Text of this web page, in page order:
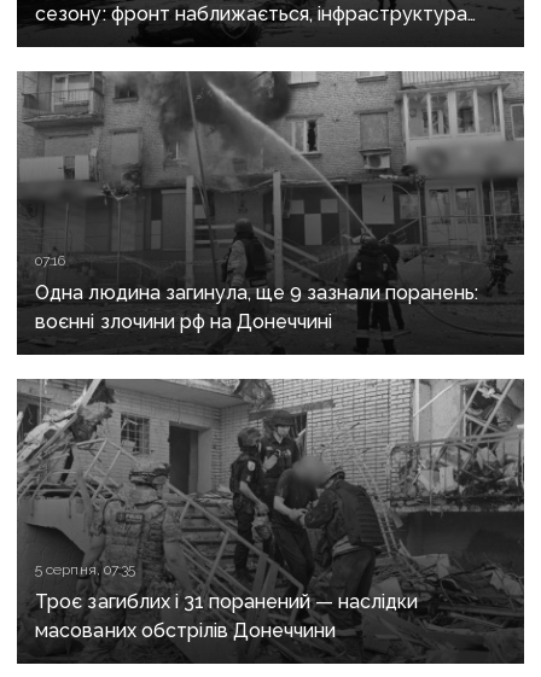
сезону: фронт наближається, інфраструктура
критично зруйнована
07:16
Одна людина загинула, ще 9 зазнали поранень:
воєнні злочини рф на Донеччині
5 серпня, 07:35
Троє загиблих і 31 поранений — наслідки
масованих обстрілів Донеччини